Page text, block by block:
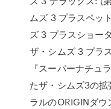
ムズ 3 プラスペッ
ズ 3 プラスショー
ザ・シムズ 3 プラ
『スーパーナチュ
たザ・シムズ3の
ラルのORIGINダ